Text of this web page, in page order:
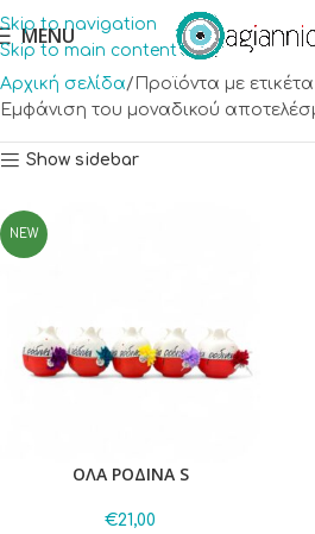
Skip to navigation
Skip to main content
MENU
Αρχική σελίδα
Προϊόντα με
Εμφάνιση του μοναδικού
Show sidebar
NEW
ΟΛΑ ΡΟΔΙΝΑ S
€21,00